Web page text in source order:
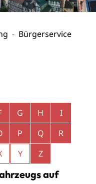
Bürgerservice
G H
I
P Q
R
Y Z
auf